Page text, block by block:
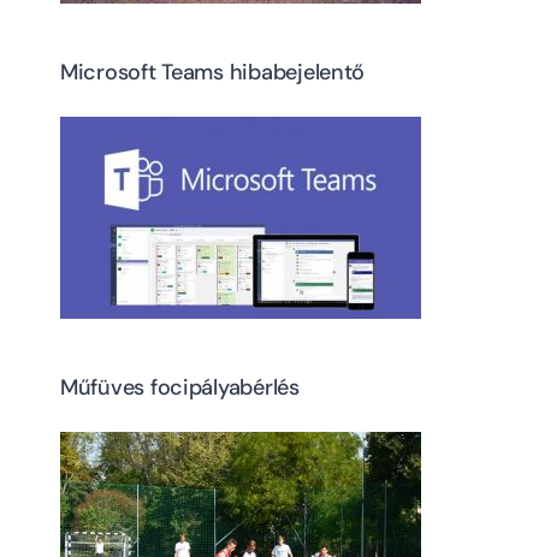
Microsoft Teams hibabejelentő
Műfüves focipályabérlés